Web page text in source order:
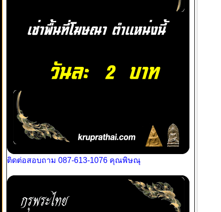
ติดต่อสอบถาม 087-613-1076 คุณพิษณุ